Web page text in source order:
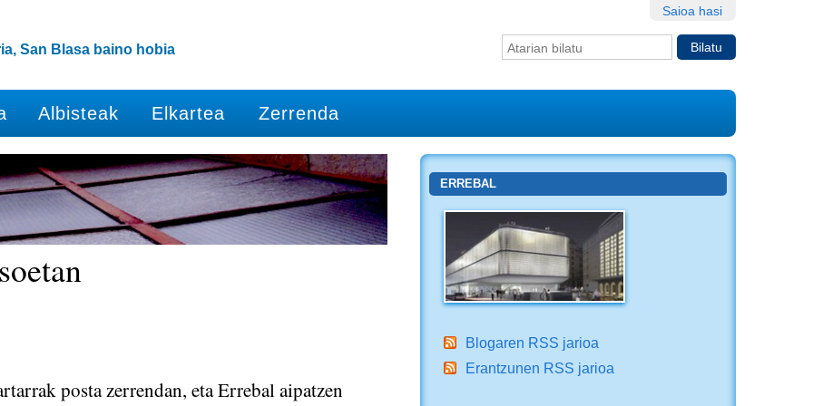
Saioa hasi
Bilatu atarian
San Blasa baino hobia
Albisteak Elkartea Zerrenda
posta zerrendan, eta Errebal aipatzen
ERREBAL
Blogaren RSS jarioa
Erantzunen RSS jarioa